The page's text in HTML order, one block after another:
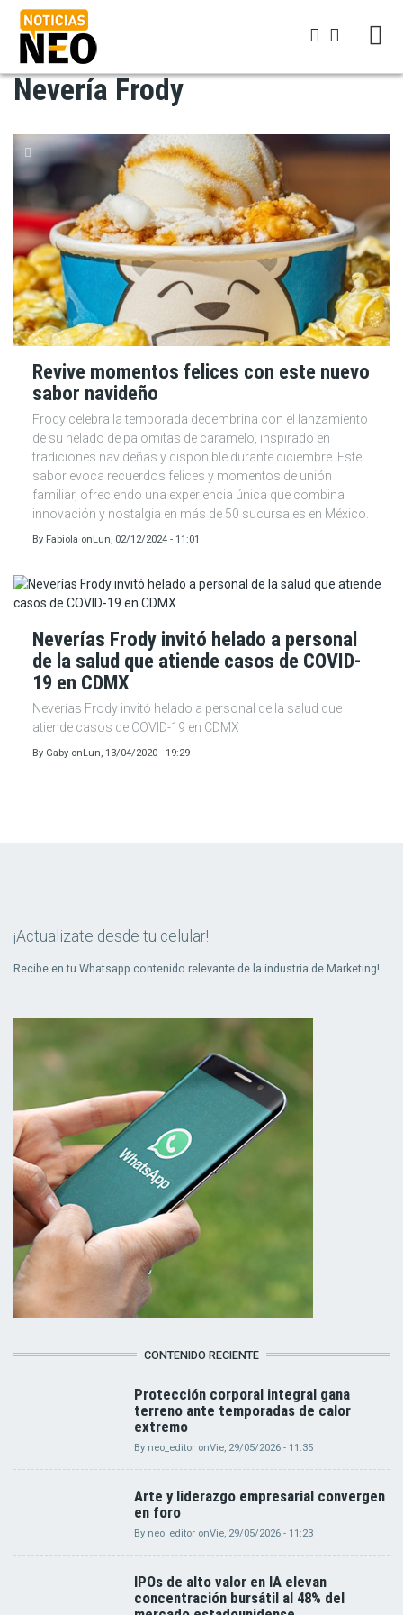
Pasar
contenido
principal
Nevería Frody
Revive momentos felices con este nuevo
sabor navideño
Frody celebra la temporada decembrina con el lanzamiento
de su helado de palomitas de caramelo, inspirado en
tradiciones navideñas y disponible durante diciembre. Este
sabor evoca recuerdos felices y momentos de unión
familiar, ofreciendo una experiencia única que combina
innovación y nostalgia en más de 50 sucursales en México.
By Fabiola on Lun, 02/12/2024 - 11:01
Neverías Frody invitó helado a personal
de la salud que atiende casos de COVID-
19 en CDMX
Neverías Frody invitó helado a personal de la salud que
atiende casos de COVID-19 en CDMX
By Gaby onLun, 13/04/2020 - 19:29
¡Actualizate desde tu celular!
Recibe en tu Whatsapp contenido relevante de la industria de Marketing!
CONTENIDO RECIENTE
Protección corporal integral gana
terreno ante temporadas de calor
extremo
By neo_editor onVie, 29/05/2026 - 11:35
Arte y liderazgo empresarial convergen
en foro
By neo_editor onVie, 29/05/2026 - 11:23
IPOs de alto valor en IA elevan
concentración bursátil al 48% del